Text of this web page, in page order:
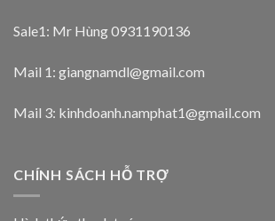
Sale1: Mr Hùng 0931190136
Mail 1: giangnamdl@gmail.com
Mail 3: kinhdoanh.namphat1@gmail.com
CHÍNH SÁCH HỖ TRỢ